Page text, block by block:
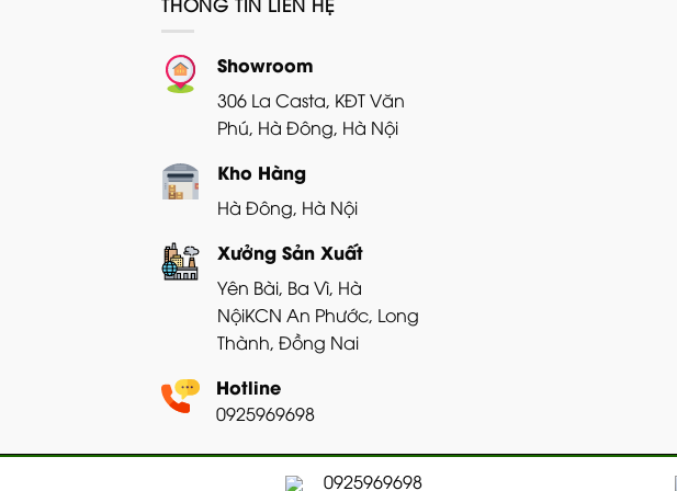
Showroom
306 La Casta, KĐT Văn
Phú, Hà Đông, Hà Nội
Kho Hàng
Hà Đông, Hà Nội
Xưởng Sản Xuất
Yên Bài, Ba Vì, Hà
NộiKCN An Phước, Long
Thành, Đồng Nai
Hotline
0925969698
0925969698
Copyright 2026 ©Bản quyền thuộc về GRASUS. Nghiêm cấm sao